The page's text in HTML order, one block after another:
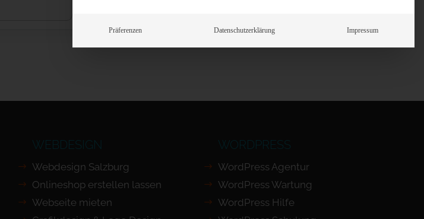
WEBDESIGN
Webdesign Salzburg
Onlineshop erstellen lassen
Webseite mieten
WORDPRESS
WordPress Agentur
WordPress Wartung
WordPress Hilfe
Präferenzen Datenschutzerklärung Impressum